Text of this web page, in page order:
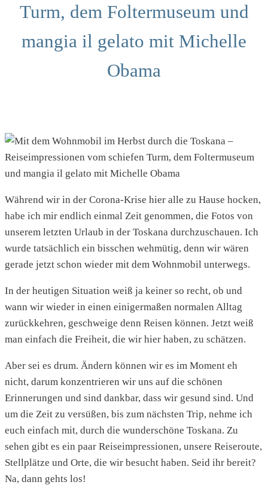
Turm, dem Foltermuseum und
mangia il gelato mit Michelle
Obama
Während wir in der Corona-Krise hier alle zu Hause hocken,
habe ich mir endlich einmal Zeit genommen, die Fotos von
unserem letzten Urlaub in der Toskana durchzuschauen. Ich
wurde tatsächlich ein bisschen wehmütig, denn wir wären
gerade jetzt schon wieder mit dem Wohnmobil unterwegs.
In der heutigen Situation weiß ja keiner so recht, ob und
wann wir wieder in einen einigermaßen normalen Alltag
zurückkehren, geschweige denn Reisen können. Jetzt weiß
man einfach die Freiheit, die wir hier haben, zu schätzen.
Aber sei es drum. Ändern können wir es im Moment eh
nicht, darum konzentrieren wir uns auf die schönen
Erinnerungen und sind dankbar, dass wir gesund sind. Und
um die Zeit zu versüßen, bis zum nächsten Trip, nehme ich
euch einfach mit, durch die wunderschöne Toskana. Zu
sehen gibt es ein paar Reiseimpressionen, unsere Reiseroute,
Stellplätze und Orte, die wir besucht haben. Seid ihr bereit?
Na, dann gehts los!